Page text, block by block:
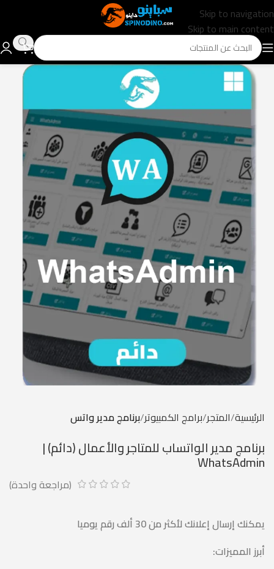
Skip to navigation
Skip to main content
الرئيسية المتجر برامج الكمبيوتر برنامج مدير واتس
برنامج مدير الواتساب للمتاجر والأعمال (دائم) |
WhatsAdmin
(مراجعة واحدة)
يمكنك إرسال إعلانك لأكثر من 30 ألف رقم يوميا
أبرز المميزات: